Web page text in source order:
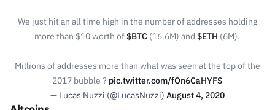
We just hit an all time high in the number of addresses holding
more than $10 worth of$BTC(16.6M) and$ETH (6M).
Millions of addresses more than what was seen at the top of the
2017 bubble ? pic.twitter.com/fOn6CaHYFS
— Lucas Nuzzi (@LucasNuzzi)August 4, 2020